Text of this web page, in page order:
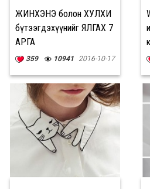
ЖИНХЭНЭ болон ХУЛХИ
бүтээгдэхүүнийг ЯЛГАХ 7
АРГА
359 10941 2016-10-17